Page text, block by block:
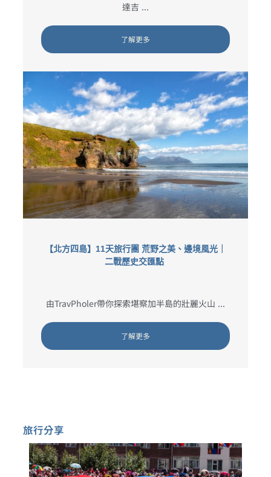
達吉 ...
了解更多
【北方四島】11天旅行團 荒野之美、邊境風光｜
二戰歷史交匯點 ​
由TravPholer帶你探索堪察加半島的壯麗火山 ...
了解更多
旅行分享